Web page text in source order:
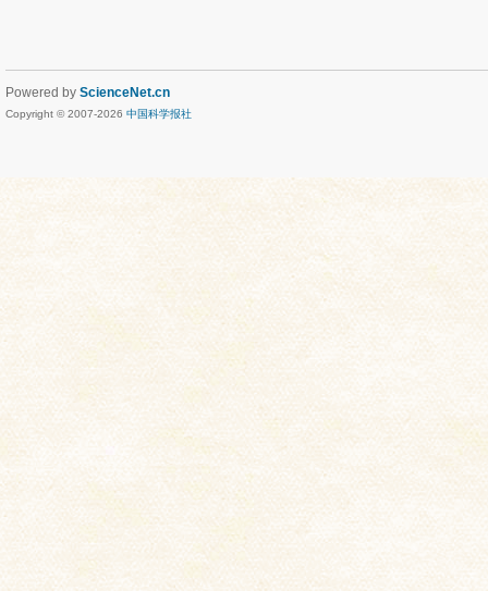
Powered by ScienceNet.cn
Copyright © 2007-2026 中国科学报社